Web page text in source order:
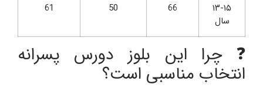
۱۳-۱۵
سال
66
50
61
❓ چرا این بلوز دورس پسرانه
انتخاب مناسبی است؟